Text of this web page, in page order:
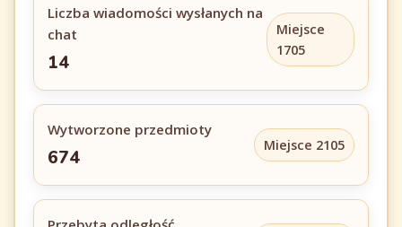
Liczba wiadomości wysłanych na
chat
14
Miejsce
1705
Wytworzone przedmioty
674
Miejsce 2105